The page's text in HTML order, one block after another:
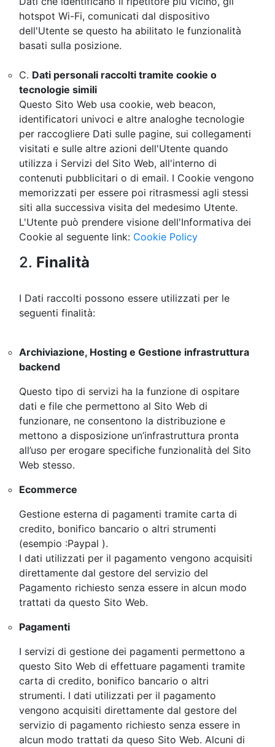
hotspot Wi-Fi, comunicati dal dispositivo
dell'Utente se questo ha abilitato le funzionalità
basati sulla posizione.
C. Dati personali raccolti tramite cookie o
tecnologie simili
Questo Sito Web usa cookie, web beacon,
identificatori univoci e altre analoghe tecnologie
per raccogliere Dati sulle pagine, sui collegamenti
visitati e sulle altre azioni dell'Utente quando
utilizza i Servizi del Sito Web, all'interno di
contenuti pubblicitari o di email. I Cookie vengono
memorizzati per essere poi ritrasmessi agli stessi
siti alla successiva visita del medesimo Utente.
L'Utente può prendere visione dell'Informativa dei
Cookie al seguente link: Cookie Policy
2. Finalità
I Dati raccolti possono essere utilizzati per le
seguenti finalità:
Archiviazione, Hosting e Gestione infrastruttura
backend
Questo tipo di servizi ha la funzione di ospitare
dati e file che permettono al Sito Web di
funzionare, ne consentono la distribuzione e
mettono a disposizione un’infrastruttura pronta
all’uso per erogare specifiche funzionalità del Sito
Web stesso.
Ecommerce
Gestione esterna di pagamenti tramite carta di
credito, bonifico bancario o altri strumenti
(esempio :Paypal ).
I dati utilizzati per il pagamento vengono acquisiti
direttamente dal gestore del servizio del
Pagamento richiesto senza essere in alcun modo
trattati da questo Sito Web.
Pagamenti
I servizi di gestione dei pagamenti permettono a
questo Sito Web di effettuare pagamenti tramite
carta di credito, bonifico bancario o altri
strumenti. I dati utilizzati per il pagamento
vengono acquisiti direttamente dal gestore del
servizio di pagamento richiesto senza essere in
alcun modo trattati da queso Sito Web. Alcuni di